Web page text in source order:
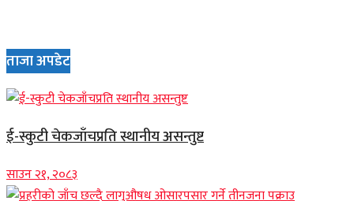
ताजा अपडेट
ई-स्कुटी चेकजाँचप्रति स्थानीय असन्तुष्ट
साउन २१, २०८३